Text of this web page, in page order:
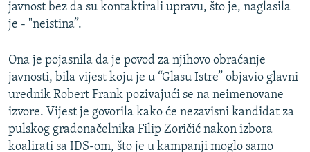
javnost bez da su kontaktirali upravu, što je, naglasila
je - "neistina”.
Ona je pojasnila da je povod za njihovo obraćanje
javnosti, bila vijest koju je u “Glasu Istre” objavio glavni
urednik Robert Frank pozivajući se na neimenovane
izvore. Vijest je govorila kako će nezavisni kandidat za
pulskog gradonačelnika Filip Zoričić nakon izbora
koalirati sa IDS-om, što je u kampanji moglo samo